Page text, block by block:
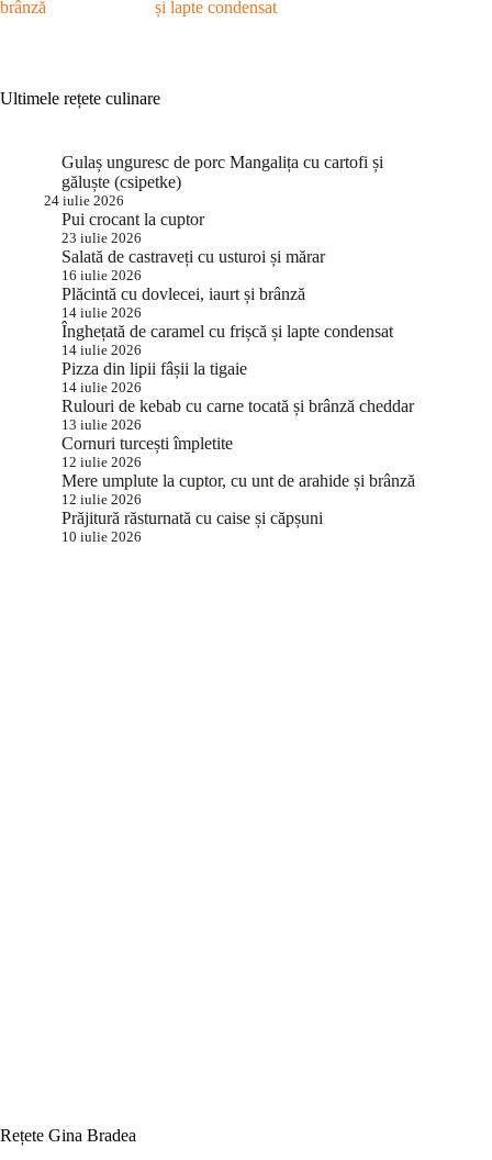
brânză și lapte condensat
Ultimele rețete culinare
Gulaș unguresc de porc Mangalița cu cartofi și
găluște (csipetke)
24 iulie 2026
Pui crocant la cuptor
23 iulie 2026
Salată de castraveți cu usturoi și mărar
16 iulie 2026
Plăcintă cu dovlecei, iaurt și brânză
14 iulie 2026
Înghețată de caramel cu frișcă și lapte condensat
14 iulie 2026
Pizza din lipii fâșii la tigaie
14 iulie 2026
Rulouri de kebab cu carne tocată și brânză cheddar
13 iulie 2026
Cornuri turcești împletite
12 iulie 2026
Mere umplute la cuptor, cu unt de arahide și brânză
12 iulie 2026
Prăjitură răsturnată cu caise și căpșuni
10 iulie 2026
Rețete Gina Bradea